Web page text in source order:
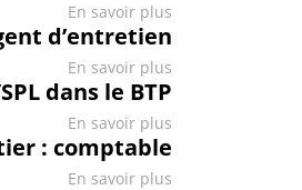
En savoir plus
d’entretien
En savoir plus
dans le BTP
En savoir plus
: comptable
En savoir plus